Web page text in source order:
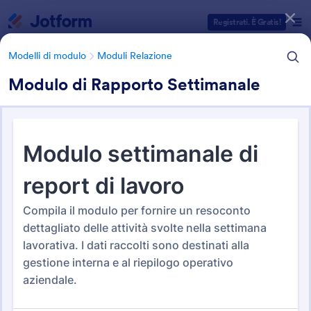
Registrati. È Gratis!
Modelli di modulo Moduli Relazione
Modulo di Rapporto Settimanale
Modelli di modulo Moduli Relazione
Template Relazioni
Categorie Template Moduli